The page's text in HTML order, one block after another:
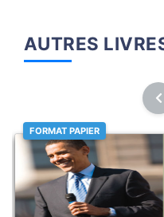
AUTRES
FORMAT PAPIER